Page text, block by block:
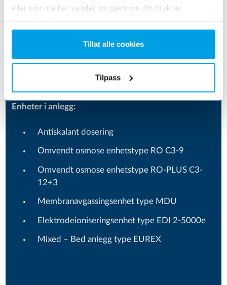
eller som de har samlet inn gjennom din bruk av
Tillat alle cookies
Tilpass
Tekniske data
Konduktivitet: < 0,1 μS/cm
Enheter i anlegg:
Antiskalant dosering
Omvendt osmose enhetstype RO C3-9
Omvendt osmose enhetstype RO-PLUS C3-
12+3
Membranavgassingsenhet type MDU
Elektrodeioniseringsenhet type EDI 2-5000e
Mixed – Bed anlegg type EUREX